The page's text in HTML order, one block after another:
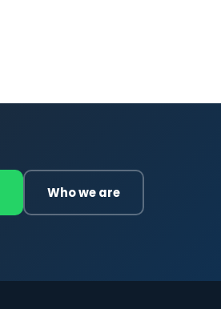
Who we are